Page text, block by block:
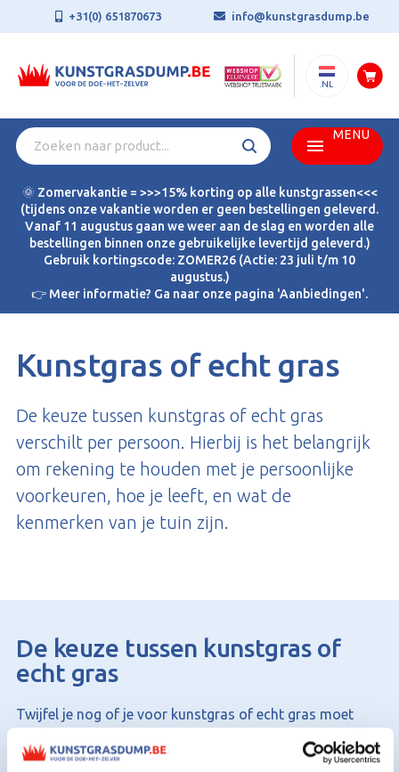
+31(0) 651870673 info@kunstgrasdump.be
.NL
MENU
🌞 Zomervakantie = >>>15% korting op alle kunstgrassen<<<
(tijdens onze vakantie worden er geen bestellingen geleverd.
Vanaf 11 augustus gaan we weer aan de slag en worden alle
bestellingen binnen onze gebruikelijke levertijd geleverd.)
Gebruik kortingscode: ZOMER26 (Actie: 23 juli t/m 10
augustus.)
👉 Meer informatie? Ga naar onze pagina 'Aanbiedingen'.
Kunstgras of echt gras
De keuze tussen kunstgras of echt gras
verschilt per persoon. Hierbij is het belangrijk
om rekening te houden met je persoonlijke
voorkeuren, hoe je leeft, en wat de
kenmerken van je tuin zijn.
De keuze tussen kunstgras of
echt gras
Twijfel je nog of je voor kunstgras of echt gras moet
voordelen, afhankelijk van jouw persoonlijke voorkeuren.